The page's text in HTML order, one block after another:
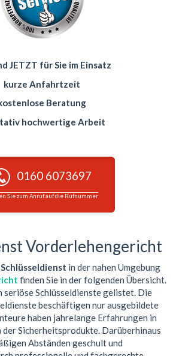
JETZT für Sie im Einsatz
kurze Anfahrtzeit
Beratung
hochwertige Arbeit
0160 6073697
Sie zum Anruf auf die Rufnummer
Vorderlehengericht
in der nahen Umgebung
finden Sie in der folgenden Übersicht.
seriöse Schlüsseldienste gelistet. Die
beschäftigen nur ausgebildete
haben jahrelange Erfahrungen in
der Sicherheitsprodukte. Darüberhinaus
Abständen geschult und